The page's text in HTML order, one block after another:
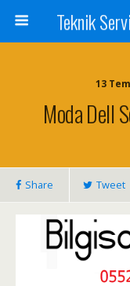
13
Moda Dell
Share Tweet